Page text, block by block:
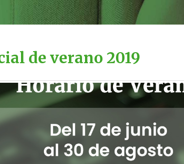
de verano 2019